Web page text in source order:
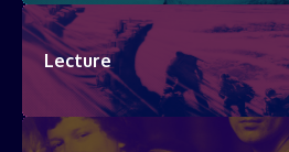
Lecture